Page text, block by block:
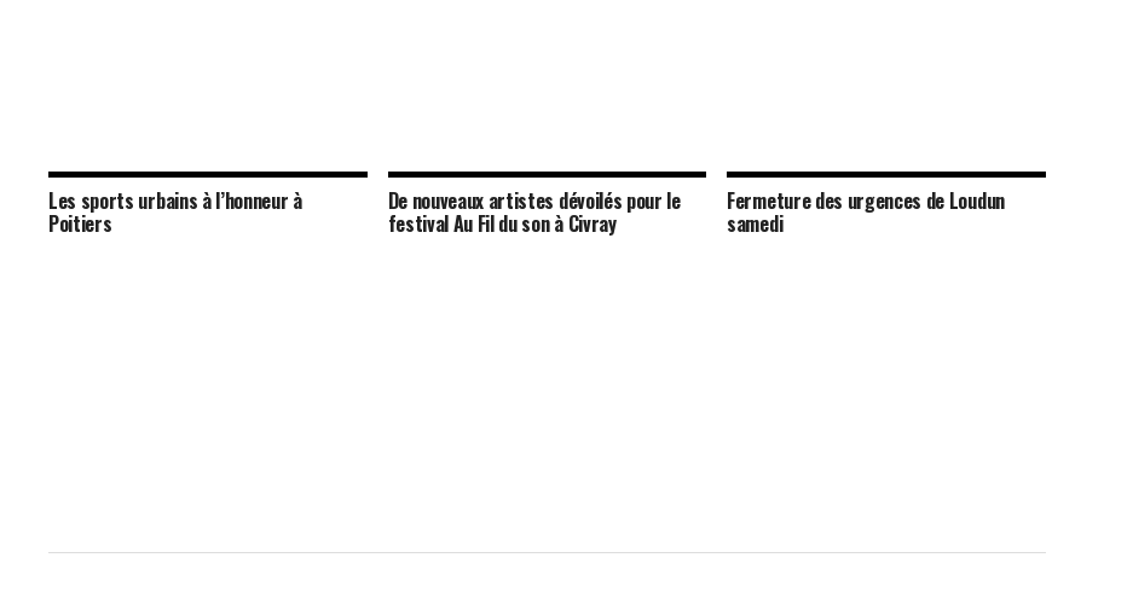
Les sports urbains à l’honneur à
Poitiers
De nouveaux artistes dévoilés pour le
festival Au Fil du son à Civray
Fermeture des urgences de Loudun
samedi